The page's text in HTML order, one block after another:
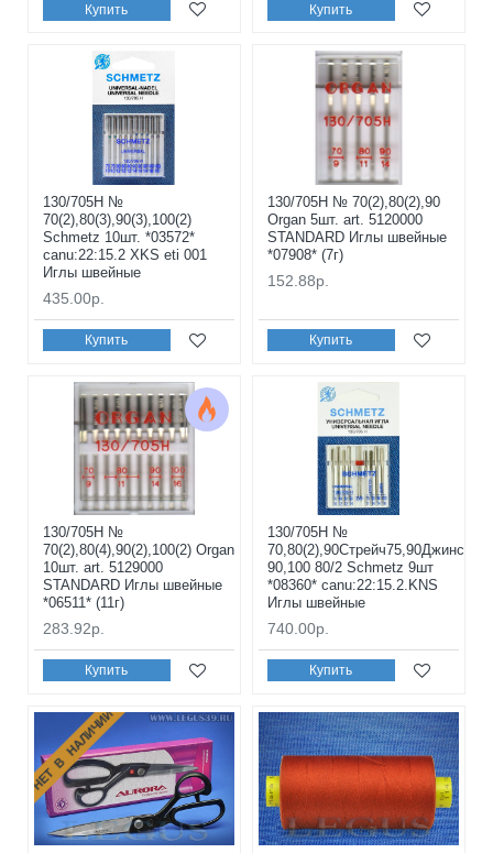
Купить Купить
130/705H №
70(2),80(3),90(3),100(2)
Schmetz 10шт. *03572*
canu:22:15.2 XKS eti 001
Иглы швейные
435.00р.
Купить
130/705H № 70(2),80(2),90
Organ 5шт. art. 5120000
STANDARD Иглы швейные
*07908* (7г)
152.88р.
Купить
130/705H №
70(2),80(4),90(2),100(2) Organ
10шт. art. 5129000
STANDARD Иглы швейные
*06511* (11г)
283.92р.
Купить
130/705H №
70,80(2),90Стрейч75,90Джинс
90,100 80/2 Schmetz 9шт
*08360* canu:22:15.2.KNS
Иглы швейные
740.00р.
Купить
НЕТ В НАЛИЧИИ